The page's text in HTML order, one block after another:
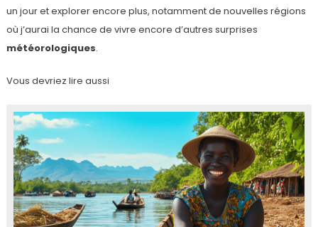
un jour et explorer encore plus, notamment de nouvelles régions
où j’aurai la chance de vivre encore d’autres surprises
météorologiques.
Vous devriez lire aussi